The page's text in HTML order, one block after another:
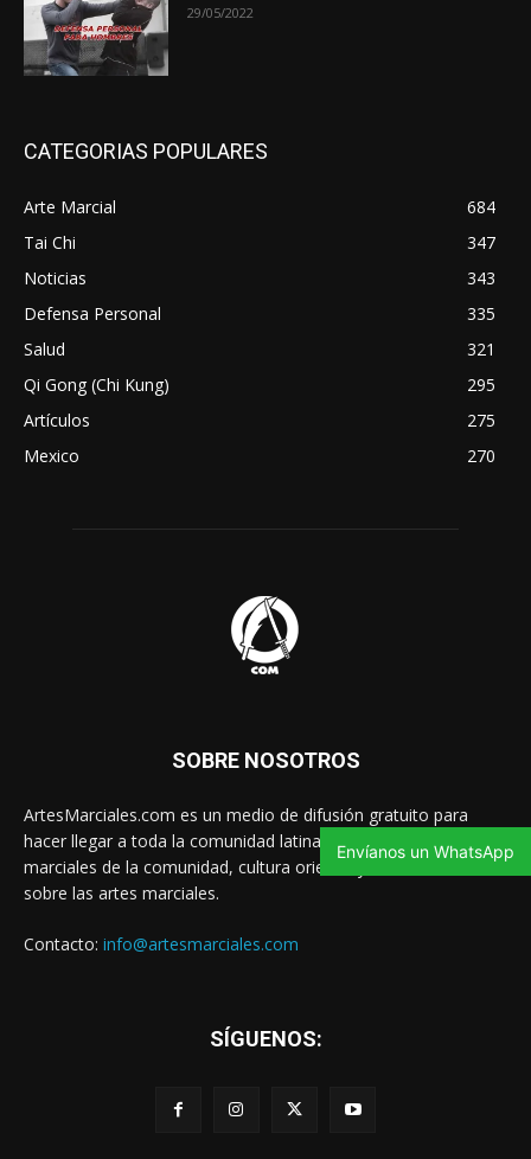
29/05/2022
CATEGORIAS POPULARES
Arte Marcial
684
Tai Chi
347
Noticias
343
Defensa Personal
335
Salud
321
Qi Gong (Chi Kung)
295
Artículos
275
Mexico
270
SOBRE NOSOTROS
ArtesMarciales.com es un medio de difusión gratuito para
hacer llegar a toda la comunidad latina las noticias de artes
marciales de la comunidad, cultura oriental y contenido valioso
sobre las artes marciales.
Contacto: info@artesmarciales.com
SÍGUENOS:
Envíanos un WhatsApp